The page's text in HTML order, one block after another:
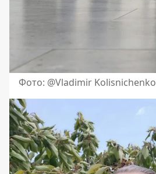
Фото: @Vladimir Kolisnichenko